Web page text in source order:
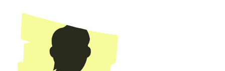
organisatiecultuur en van zijn, denken en doen!
Ondernemingen maken doorbraken in effectiever,
succesvoller en zinvoller bezig zijn door creatie-,
innovatie-, daad- en realisatiekrachtig gedrag
(boosting effectiveness). Daarmee werken wij